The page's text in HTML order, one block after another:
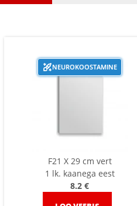
NEUROKOOSTAMINE
F21 X 29 cm vert
1 lk. kaanega eest
8.2 €